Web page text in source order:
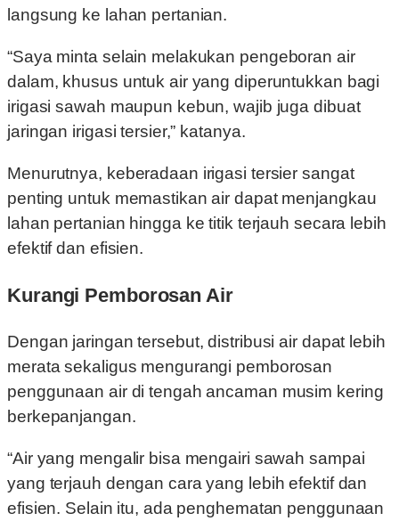
langsung ke lahan pertanian.
“Saya minta selain melakukan pengeboran air
dalam, khusus untuk air yang diperuntukkan bagi
irigasi sawah maupun kebun, wajib juga dibuat
jaringan irigasi tersier,” katanya.
Menurutnya, keberadaan irigasi tersier sangat
penting untuk memastikan air dapat menjangkau
lahan pertanian hingga ke titik terjauh secara lebih
efektif dan efisien.
Kurangi Pemborosan Air
Dengan jaringan tersebut, distribusi air dapat lebih
merata sekaligus mengurangi pemborosan
penggunaan air di tengah ancaman musim kering
berkepanjangan.
“Air yang mengalir bisa mengairi sawah sampai
yang terjauh dengan cara yang lebih efektif dan
efisien. Selain itu, ada penghematan penggunaan